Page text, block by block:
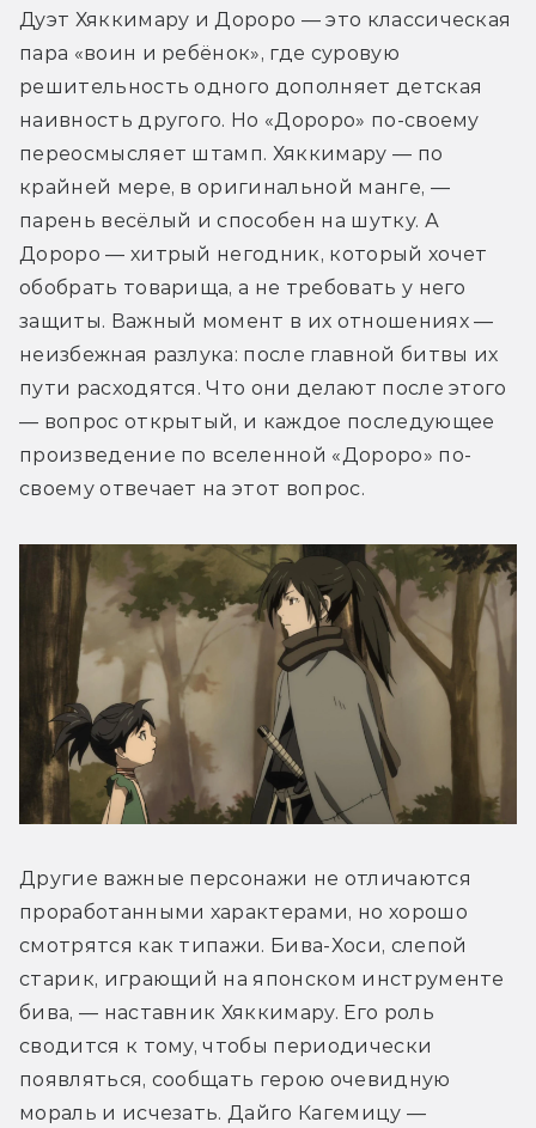
Дуэт Хяккимару и Дороро — это классическая
пара «воин и ребёнок», где суровую
решительность одного дополняет детская
наивность другого. Но «Дороро» по-своему
переосмысляет штамп. Хяккимару — по
крайней мере, в оригинальной манге, —
парень весёлый и способен на шутку. А
Дороро — хитрый негодник, который хочет
обобрать товарища, а не требовать у него
защиты. Важный момент в их отношениях —
неизбежная разлука: после главной битвы их
пути расходятся. Что они делают после этого
— вопрос открытый, и каждое последующее
произведение по вселенной «Дороро» по-
своему отвечает на этот вопрос.
Другие важные персонажи не отличаются
проработанными характерами, но хорошо
смотрятся как типажи. Бива-Хоси, слепой
старик, играющий на японском инструменте
бива, — наставник Хяккимару. Его роль
сводится к тому, чтобы периодически
появляться, сообщать герою очевидную
мораль и исчезать. Дайго Кагемицу —